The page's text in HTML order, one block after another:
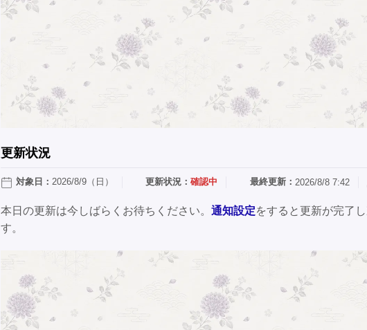
更新状況
対象日： 2026/8/9（日） 更新状況：確認中 最終更新： 2026/8/8 7:42
本日の更新は今しばらくお待ちください。 通知設定をすると更新が完了
す。